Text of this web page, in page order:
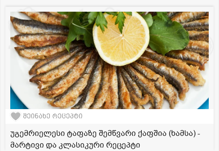
შეინახე რეცეპტი
უგემრიელესი ტაფაზე შემწვარი ქაფშია (ხამსა) -
მარტივი და კლასიკური რეცეპტი